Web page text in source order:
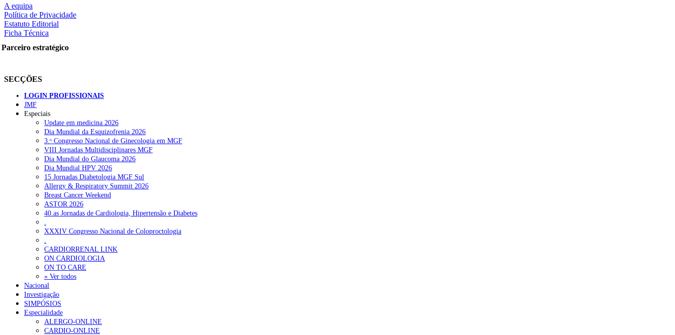
nas redes sociais:
RECENTES
Portugal está a formar os médicos de que precisa?
Estudantes de Medicina representados na 79.ª World Health Assembly
SCORA X-Change Portugal promove formação internacional em saúde sexual e reprodutiva
ANEM reúne com coordenador do Pacto Estratégico para a Saúde
Sindicato diz que nova carreira de médicos dentistas reforça estabilidade no SNS
MAIS LIDAS
Enfermagem Forense. “Da urgência ao tribunal, cada gesto conta e cada profissional faz a diferença”
202 visualizações
A equipa
Política de Privacidade
Estatuto Editorial
Ficha Técnica
Parceiro estratégico
SECÇÕES
LOGIN PROFISSIONAIS
JMF
Especiais
Update em medicina 2026
Dia Mundial da Esquizofrenia 2026
3.ᵒ Congresso Nacional de Ginecologia em MGF
VIII Jornadas Multidisciplinares MGF
Dia Mundial do Glaucoma 2026
Dia Mundial HPV 2026
15 Jornadas Diabetologia MGF Sul
Allergy & Respiratory Summit 2026
Breast Cancer Weekend
ASTOR 2026
40.as Jornadas de Cardiologia, Hipertensão e Diabetes
.
XXXIV Congresso Nacional de Coloproctologia
.
CARDIORRENAL LINK
ON CARDIOLOGIA
ON TO CARE
» Ver todos
Nacional
Investigação
SIMPÓSIOS
Especialidade
ALERGO-ONLINE
CARDIO-ONLINE